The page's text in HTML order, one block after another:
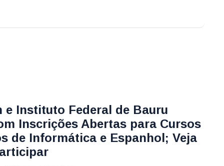
e Instituto Federal de Bauru
Inscrições Abertas para Cursos
de Informática e Espanhol; Veja